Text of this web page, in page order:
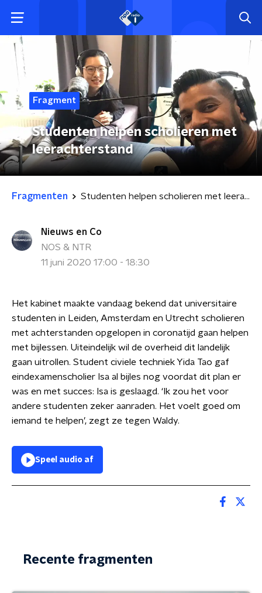
Fragment
Studenten helpen scholieren met
leerachterstand
Fragmenten Studenten helpen scholieren met leerachterstand
Nieuws en Co
NOS & NTR
11 juni 2020 17:00 - 18:30
Het kabinet maakte vandaag bekend dat universitaire
studenten in Leiden, Amsterdam en Utrecht scholieren
met achterstanden opgelopen in coronatijd gaan helpen
met bijlessen. Uiteindelijk wil de overheid dit landelijk
gaan uitrollen. Student civiele techniek Yida Tao gaf
eindexamenscholier Isa al bijles nog voordat dit plan er
was en met succes: Isa is geslaagd. ‘Ik zou het voor
andere studenten zeker aanraden. Het voelt goed om
iemand te helpen’, zegt ze tegen Waldy.
Speel audio af
Recente fragmenten